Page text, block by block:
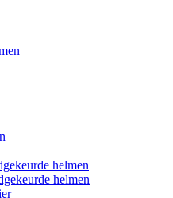
helmen
helmen